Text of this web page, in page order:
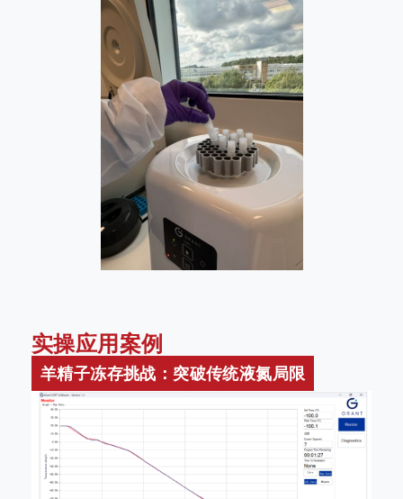
实操应用案例
羊精子冻存挑战：突破传统液氮局限